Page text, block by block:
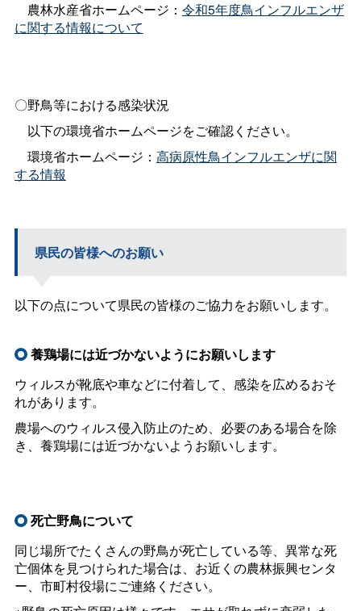
農林水産省ホームページ： 令和5年度鳥インフルエンザ
に関する情報について
〇野鳥等における感染状況
以下の環境省ホームページをご確認ください。
環境省ホームページ： 高病原性鳥インフルエンザに関
する情報
県民の皆様へのお願い
以下の点について県民の皆様のご協力をお願いします。
養鶏場には近づかないようにお願いします
ウィルスが靴底や車などに付着して、感染を広めるおそ
れがあります。
農場へのウィルス侵入防止のため、必要のある場合を除
き、養鶏場には近づかないようお願いします。
死亡野鳥について
同じ場所でたくさんの野鳥が死亡している等、異常な死
亡個体を見つけられた場合は、お近くの農林振興センタ
ー、市町村役場にご連絡ください。